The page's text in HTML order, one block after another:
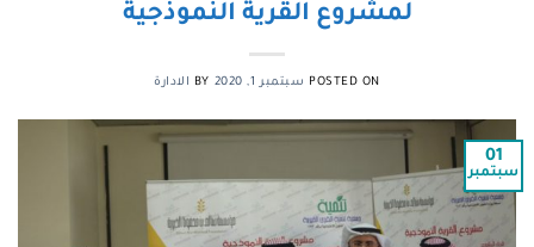
لمشروع القرية النموذجية
POSTED ON سبتمبر 1, 2020 الادارة
01
سبتمبر